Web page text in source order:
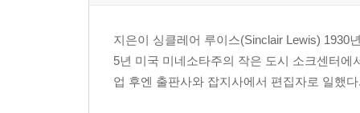
지은이 싱클레어 루이스(Sinclair Lewis) 1930
5년 미국 미네소타주의 작은 도시 소크센터
업 후엔 출판사와 잡지사에서 편집자로 일했